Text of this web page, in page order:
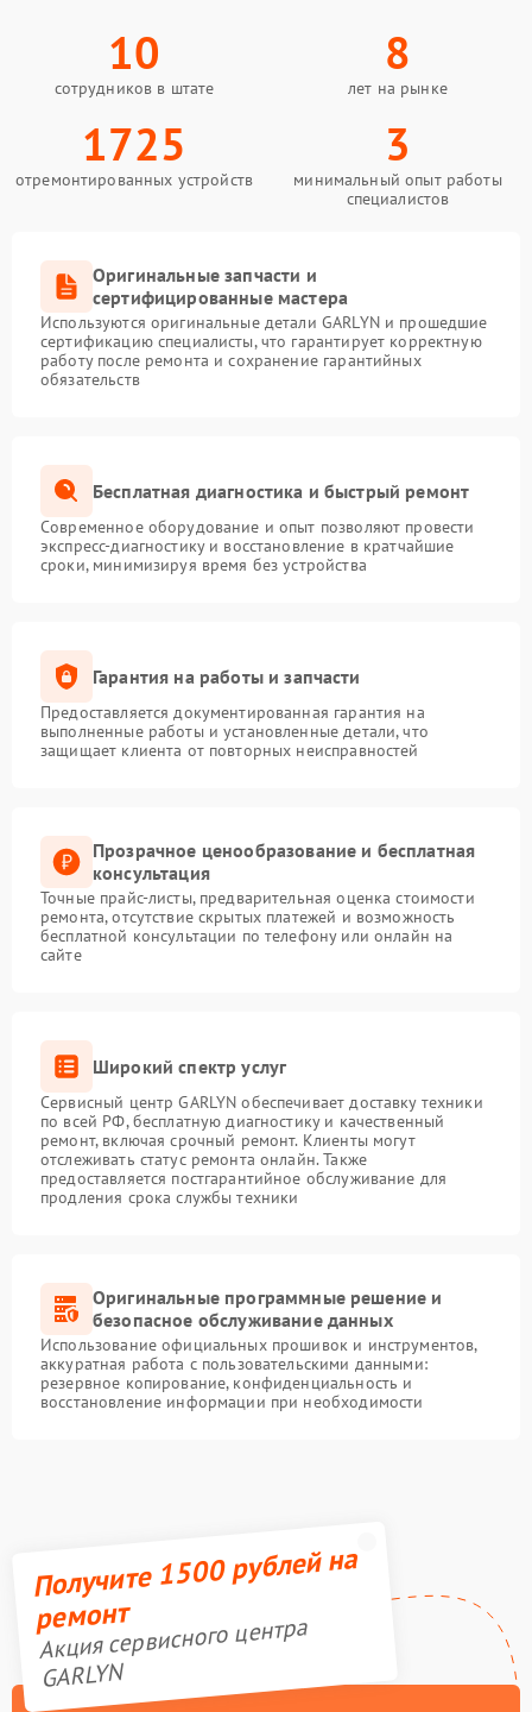
10
сотрудников в штате
8
лет на рынке
1725
отремонтированных устройств
3
минимальный опыт работы
специалистов
Оригинальные запчасти и
сертифицированные мастера
Используются оригинальные детали GARLYN и прошедшие
сертификацию специалисты, что гарантирует корректную
работу после ремонта и сохранение гарантийных
обязательств
Бесплатная диагностика и быстрый ремонт
Современное оборудование и опыт позволяют провести
экспресс-диагностику и восстановление в кратчайшие
сроки, минимизируя время без устройства
Гарантия на работы и запчасти
Предоставляется документированная гарантия на
выполненные работы и установленные детали, что
защищает клиента от повторных неисправностей
Прозрачное ценообразование и бесплатная
консультация
Точные прайс-листы, предварительная оценка стоимости
ремонта, отсутствие скрытых платежей и возможность
бесплатной консультации по телефону или онлайн на
сайте
Широкий спектр услуг
Сервисный центр GARLYN обеспечивает доставку техники
по всей РФ, бесплатную диагностику и качественный
ремонт, включая срочный ремонт. Клиенты могут
отслеживать статус ремонта онлайн. Также
предоставляется постгарантийное обслуживание для
продления срока службы техники
Оригинальные программные решение и
безопасное обслуживание данных
Использование официальных прошивок и инструментов,
аккуратная работа с пользовательскими данными:
резервное копирование, конфиденциальность и
восстановление информации при необходимости
Получите 1500 рублей на
ремонт
Акция сервисного центра
GARLYN